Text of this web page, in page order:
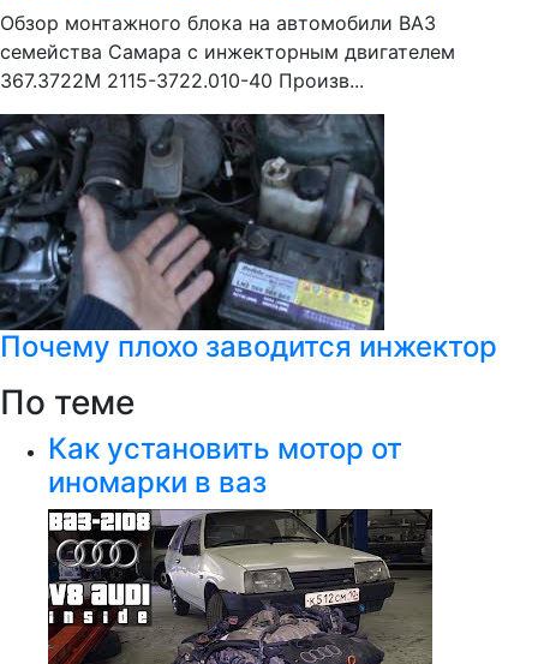
Обзор монтажного блока на автомобили ВАЗ
семейства Самара с инжекторным двигателем
367.3722М 2115-3722.010-40 Произв...
Почему плохо заводится инжектор
По теме
Как установить мотор от
иномарки в ваз